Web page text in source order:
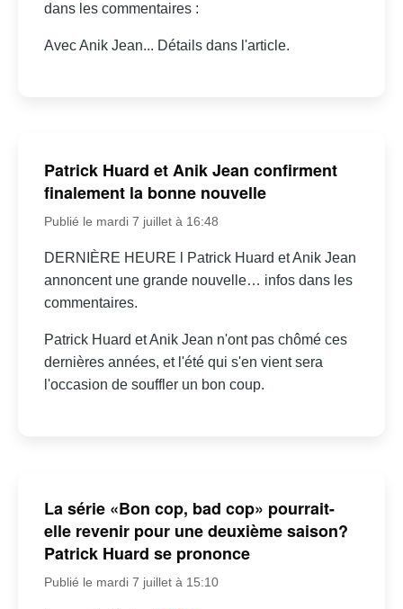
dans les commentaires :
Avec Anik Jean... Détails dans l'article.
Patrick Huard et Anik Jean confirment
finalement la bonne nouvelle
Publié le mardi 7 juillet à 16:48
DERNIÈRE HEURE l Patrick Huard et Anik Jean
annoncent une grande nouvelle… infos dans les
commentaires.
Patrick Huard et Anik Jean n'ont pas chômé ces
dernières années, et l'été qui s'en vient sera
l'occasion de souffler un bon coup.
La série «Bon cop, bad cop» pourrait-
elle revenir pour une deuxième saison?
Patrick Huard se prononce
Publié le mardi 7 juillet à 15:10